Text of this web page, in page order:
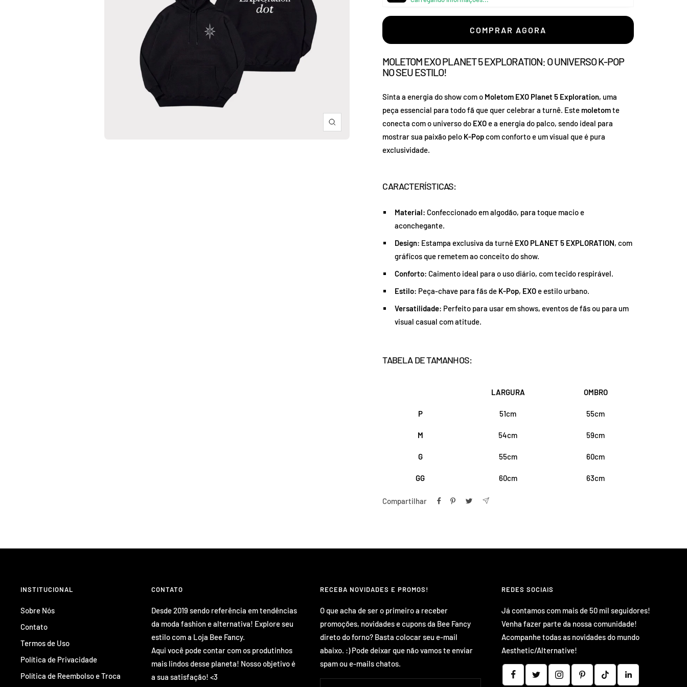
Zoom
COMPRAR AGORA
MOLETOM EXO PLANET 5 EXPLORATION: O UNIVERSO K-POP
NO SEU ESTILO!
Sinta a energia do show com o Moletom EXO Planet 5 Exploration, uma
peça essencial para todo fã que quer celebrar a turnê. Este moletomte
conecta com o universo do EXOe a energia do palco, sendo ideal para
mostrar sua paixão pelo K-Popcom conforto e um visual que é pura
exclusividade.
CARACTERÍSTICAS:
Material: Confeccionado em algodão, para toque macio e
aconchegante.
Design: Estampa exclusiva da turnê EXO PLANET 5 EXPLORATION, com
gráficos que remetem ao conceito do show.
Conforto: Caimento ideal para o uso diário, com tecido respirável.
Estilo: Peça-chave para fãs de K-Pop, EXOe estilo urbano.
Versatilidade: Perfeito para usar em shows, eventos de fãs ou para um
visual casual com atitude.
TABELA DE TAMANHOS:
LARGURA OMBRO
P 51cm 55cm
M 54cm 59cm
G 55cm 60cm
GG 60cm 63cm
Compartilhar
INSTITUCIONAL
Sobre Nós
Contato
Termos de Uso
Política de Privacidade
Política de Reembolso e Troca
CONTATO
Desde 2019 sendo referência em tendências
da moda fashion e alternativa! Explore seu
estilo com a Loja Bee Fancy.
Aqui você pode contar com os produtinhos
mais lindos desse planeta! Nosso objetivo é
a sua satisfação! <3
RECEBA NOVIDADES E PROMOS!
O que acha de ser o primeiro a receber
promoções, novidades e cupons da Bee Fancy
direto do forno? Basta colocar seu e-mail
abaixo. :) Pode deixar que não vamos te enviar
spam ou e-mails chatos.
REDES SOCIAIS
Já contamos com mais de 50 mil seguidores!
Venha fazer parte da nossa comunidade!
Acompanhe todas as novidades do mundo
Aesthetic/Alternative!